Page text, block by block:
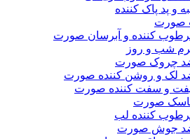
و پد پاک کننده
صورت
کننده و آبرسان صورت
شب و روز
چروک صورت
لک و روشن کننده صورت
و سفت کننده صورت
صورت
کننده لب
جوش صورت